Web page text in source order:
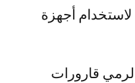
لاستخدام أجهزة
لرمي قارورات